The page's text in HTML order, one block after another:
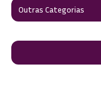
Outras Categorias